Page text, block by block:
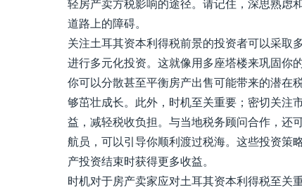
轻房产卖方税影响的途径。请记住，深思熟虑
道路上的障碍。
关注土耳其资本利得税前景的投资者可以采取
进行多元化投资。这就像用多座塔楼来巩固你
你可以分散甚至平衡房产出售可能带来的潜在
够茁壮成长。此外，时机至关重要；密切关注
益，减轻税收负担。与当地税务顾问合作，还
航员，可以引导你顺利渡过税海。这些投资策
产投资结束时获得更多收益。
时机对于房产卖家应对土耳其资本利得税至关